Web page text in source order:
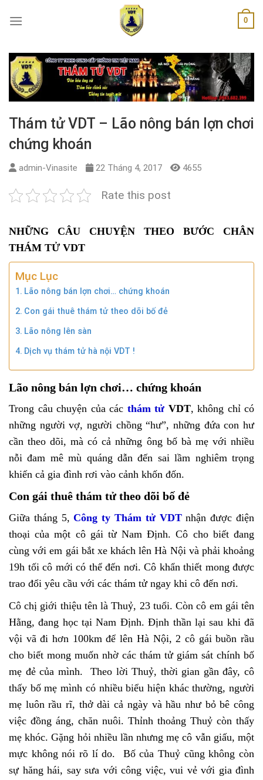
0
Thám tử VDT – Lão nông bán lợn chơi
chứng khoán
admin-Vinasite 22 Tháng 4, 2017 4655
Rate this post
NHỮNG CÂU CHUYỆN THEO BƯỚC CHÂN
THÁM TỬ VDT
Mục Lục
Lão nông bán lợn chơi… chứng khoán
Con gái thuê thám tử theo dõi bố đẻ
Lão nông lên sàn
Dịch vụ thám tử hà nội VDT !
Lão nông bán lợn chơi… chứng khoán
Trong câu chuyện của các thám tử VDT, không chỉ có
những người vợ, người chồng “hư”, những đứa con hư
cần theo dõi, mà có cả những ông bố bà mẹ với nhiều
nỗi đam mê mù quáng dẫn đến sai lầm nghiêm trọng
khiến cả gia đình rơi vào cảnh khốn đốn.
Con gái thuê thám tử theo dõi bố đẻ
Giữa tháng 5,Công ty Thám tử VDTnhận được điện
thoại của một cô gái từ Nam Định. Cô cho biết đang
cùng với em gái bắt xe khách lên Hà Nội và phải khoảng
19h tối cô mới có thể đến nơi. Cô khẩn thiết mong được
trao đổi yêu cầu với các thám tử ngay khi cô đến nơi.
Cô chị giới thiệu tên là Thuỷ, 23 tuổi. Còn cô em gái tên
Hằng, đang học tại Nam Định. Định thần lại sau khi đã
vội vã đi hơn 100km để lên Hà Nội, 2 cô gái buồn rầu
cho biết mong muốn nhờ các thám tử giám sát chính bố
mẹ đẻ của mình. Theo lời Thuỷ, thời gian gần đây, cô
thấy bố mẹ mình có nhiều biểu hiện khác thường, người
mẹ luôn rầu rĩ, thở dài cả ngày và hầu như bỏ bê công
việc đồng áng, chăn nuôi. Thỉnh thoảng Thuỷ còn thấy
mẹ khóc. Gặng hỏi nhiều lần nhưng mẹ cô vẫn giấu, một
mực không nói rõ lí do. Bố của Thuỷ cũng không còn
sự hăng hái, say sưa với công việc, vui vẻ với gia đình